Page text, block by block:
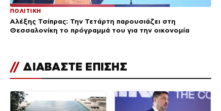
ΠΟΛΙΤΙΚΗ
Αλέξης Τσίπρας: Την Τετάρτη παρουσιάζει στη
Θεσσαλονίκη το πρόγραμμά του για την οικονομία
// ΔΙΑΒΑΣΤΕ ΕΠΙΣΗΣ